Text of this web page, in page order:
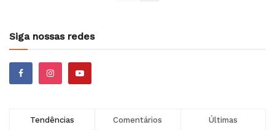
Siga nossas redes
Tendências Comentários Últimas